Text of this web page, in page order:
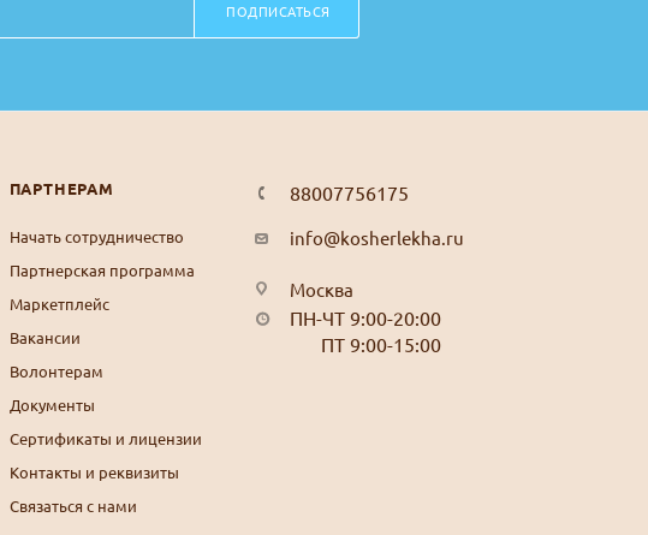
ПОДПИСАТЬСЯ
ПАРТНЕРАМ
Начать сотрудничество
Партнерская программа
Маркетплейс
Вакансии
Волонтерам
Документы
Сертификаты и лицензии
Контакты и реквизиты
Связаться с нами
88007756175
info@kosherlekha.ru
Москва
ПН-ЧТ 9:00-20:00
ПТ 9:00-15:00